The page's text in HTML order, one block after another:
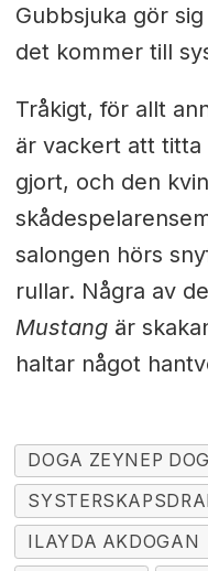
Gubbsjuka gör
det kommer till
Tråkigt, för allt
är vackert att
gjort, och den
salongen hörs
rullar. Några av
Mustang är
haltar något
DOGA ZEYNEP
ILAYDA AKDOGAN